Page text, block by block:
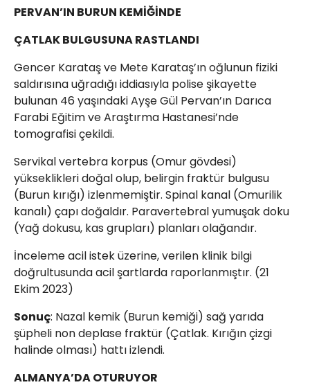
PERVAN’IN BURUN KEMİĞİNDE
ÇATLAK BULGUSUNA RASTLANDI
Gencer Karataş ve Mete Karataş’ın oğlunun fiziki
saldırısına uğradığı iddiasıyla polise şikayette
bulunan 46 yaşındaki Ayşe Gül Pervan’ın Darıca
Farabi Eğitim ve Araştırma Hastanesi’nde
tomografisi çekildi.
Servikal vertebra korpus (Omur gövdesi)
yükseklikleri doğal olup, belirgin fraktür bulgusu
(Burun kırığı) izlenmemiştir. Spinal kanal (Omurilik
kanalı) çapı doğaldır. Paravertebral yumuşak doku
(Yağ dokusu, kas grupları) planları olağandır.
İnceleme acil istek üzerine, verilen klinik bilgi
doğrultusunda acil şartlarda raporlanmıştır. (21
Ekim 2023)
Sonuç: Nazal kemik (Burun kemiği) sağ yarıda
şüpheli non deplase fraktür (Çatlak. Kırığın çizgi
halinde olması) hattı izlendi.
ALMANYA’DA OTURUYOR